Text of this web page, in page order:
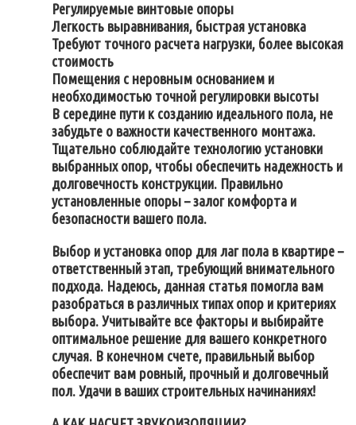
Регулируемые винтовые опоры
Легкость выравнивания, быстрая установка
Требуют точного расчета нагрузки, более высокая
стоимость
Помещения с неровным основанием и
необходимостью точной регулировки высоты
В середине пути к созданию идеального пола, не
забудьте о важности качественного монтажа.
Тщательно соблюдайте технологию установки
выбранных опор, чтобы обеспечить надежность и
долговечность конструкции. Правильно
установленные опоры – залог комфорта и
безопасности вашего пола.
Выбор и установка опор для лаг пола в квартире –
ответственный этап, требующий внимательного
подхода. Надеюсь, данная статья помогла вам
разобраться в различных типах опор и критериях
выбора. Учитывайте все факторы и выбирайте
оптимальное решение для вашего конкретного
случая. В конечном счете, правильный выбор
обеспечит вам ровный, прочный и долговечный
пол. Удачи в ваших строительных начинаниях!